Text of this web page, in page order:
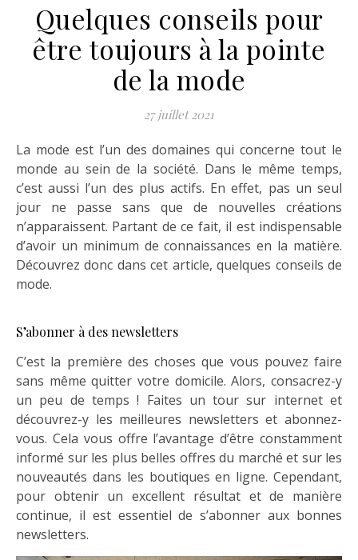
Quelques conseils pour
être toujours à la pointe
de la mode
27 juillet 2021
La mode est l’un des domaines qui concerne tout le
monde au sein de la société. Dans le même temps,
c’est aussi l’un des plus actifs. En effet, pas un seul
jour ne passe sans que de nouvelles créations
n’apparaissent. Partant de ce fait, il est indispensable
d’avoir un minimum de connaissances en la matière.
Découvrez donc dans cet article, quelques conseils de
mode.
S’abonner à des newsletters
C’est la première des choses que vous pouvez faire
sans même quitter votre domicile. Alors, consacrez-y
un peu de temps ! Faites un tour sur internet et
découvrez-y les meilleures newsletters et abonnez-
vous. Cela vous offre l’avantage d’être constamment
informé sur les plus belles offres du marché et sur les
nouveautés dans les boutiques en ligne. Cependant,
pour obtenir un excellent résultat et de manière
continue, il est essentiel de s’abonner aux bonnes
newsletters.